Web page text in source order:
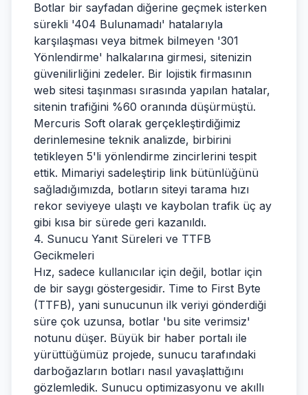
Botlar bir sayfadan diğerine geçmek isterken
sürekli '404 Bulunamadı' hatalarıyla
karşılaşması veya bitmek bilmeyen '301
Yönlendirme' halkalarına girmesi, sitenizin
güvenilirliğini zedeler. Bir lojistik firmasının
web sitesi taşınması sırasında yapılan hatalar,
sitenin trafiğini %60 oranında düşürmüştü.
Mercuris Soft olarak gerçekleştirdiğimiz
derinlemesine teknik analizde, birbirini
tetikleyen 5'li yönlendirme zincirlerini tespit
ettik. Mimariyi sadeleştirip link bütünlüğünü
sağladığımızda, botların siteyi tarama hızı
rekor seviyeye ulaştı ve kaybolan trafik üç ay
gibi kısa bir sürede geri kazanıldı.
4. Sunucu Yanıt Süreleri ve TTFB
Gecikmeleri
Hız, sadece kullanıcılar için değil, botlar için
de bir saygı göstergesidir. Time to First Byte
(TTFB), yani sunucunun ilk veriyi gönderdiği
süre çok uzunsa, botlar 'bu site verimsiz'
notunu düşer. Büyük bir haber portalı ile
yürüttüğümüz projede, sunucu tarafındaki
darboğazların botları nasıl yavaşlattığını
gözlemledik. Sunucu optimizasyonu ve akıllı